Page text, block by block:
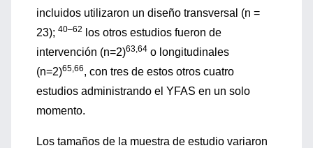
incluidos utilizaron un diseño transversal (n =
23); 40–62
los otros estudios fueron de
intervención (n=2)63,64 o longitudinales
(n=2)65,66, con tres de estos otros cuatro
estudios administrando el YFAS en un solo
momento.
Los tamaños de la muestra de estudio variaron